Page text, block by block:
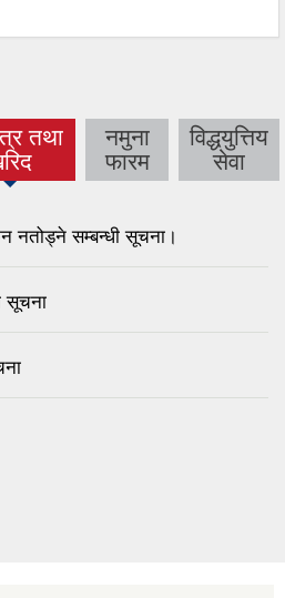
तथा
tab)
नमुना
फारम
विद्धयुत्तिय
सेवा
नतोड्ने सम्बन्धी सूचना।
सूचना